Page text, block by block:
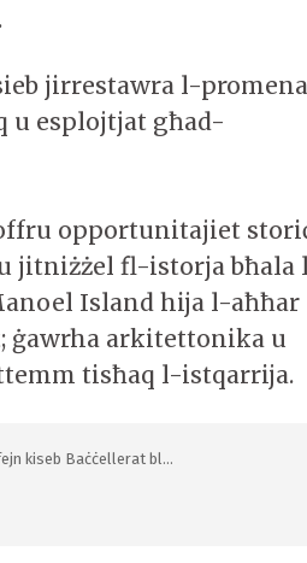
jirrestawra l-
esplojtjat għad-
opportunitajiet
jitniżżel fl-istorja bħala
Island hija l-aħħar
arkitettonika u
tisħaq l-istqarrija.
kiseb Baċċellerat bl...